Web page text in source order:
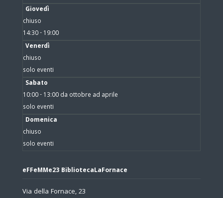
Giovedì
chiuso
14:30 - 19:00
Venerdì
chiuso
solo eventi
Sabato
10:00 - 13:00 da ottobre ad aprile
solo eventi
Domenica
chiuso
solo eventi
eFFeMMe23 BibliotecaLaFornace
Via della Fornace, 23